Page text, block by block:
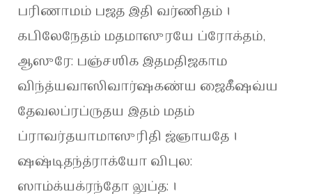
பரிணாமம் பஜத இதி வர்ணிதம் ।
கபிலேநேதம் மதமாஸுரயே ப்ரோக்தம்,
ஆஸுரே: பஞ்சஶிக இதமதிஜகாம
விந்த்யவாஸிவார்ஷகண்ய ஜைகீஷவ்ய
தேவலப்ரப்ருதய இதம் மதம்
ப்ராவர்தயாமாஸுரிதி ஜ்ஞாயதே ।
ஷஷ்டிதந்த்ராக்யோ விபுல:
ஸாம்க்யக்ரந்தோ லுப்த: ।